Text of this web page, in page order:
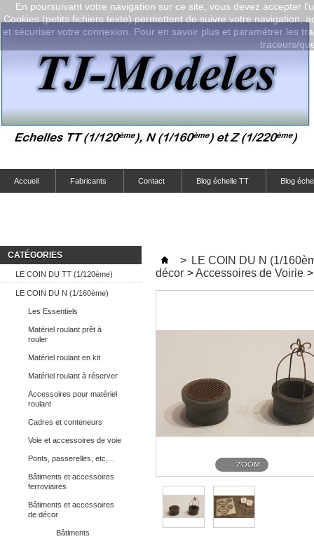
Accueil Fabricants Contact Blog échelle TT Blog
CATÉGORIES
LE COIN DU TT (1/120ème)
LE COIN DU N (1/160ème)
Les Essentiels
Matériel roulant prêt à
rouler
Matériel roulant en kit
Matériel roulant à réserver
Accessoires pour matériel
roulant
Cadres et conteneurs
Voie et accessoires de voie
Ponts, passerelles, etc,...
Bâtiments et accessoires
ferroviaires
Bâtiments et accessoires
de décor
Bâtiments
> LE COIN DU N (1/
décor >Accessoires de Voirie >
ZOOM
En poursuivant votre navigation sur ce site, vous devez accepter
Cookies (petits fichiers texte) permettent de suivre votre navigation,
et sécuriser votre connexion. Pour en savoir plus et paramétrer les
traceurs/